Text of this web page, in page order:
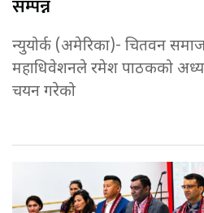
सम्पन्न
न्युयोर्क (अमेरिका)- चितवन समाज
महाधिवेशनले रमेश पाठकको
चयन गरेको